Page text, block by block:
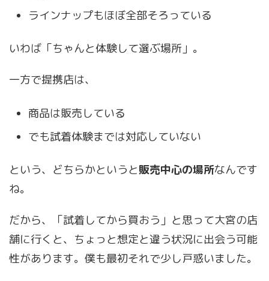
ラインナップもほぼ全部そろっている
いわば「ちゃんと体験して選ぶ場所」。
一方で提携店は、
商品は販売している
でも試着体験までは対応していない
という、どちらかというと販売中心の場所なんです
ね。
だから、「試着してから買おう」と思って大宮の店
舗に行くと、ちょっと想定と違う状況に出会う可能
性があります。僕も最初それで少し戸惑いました。